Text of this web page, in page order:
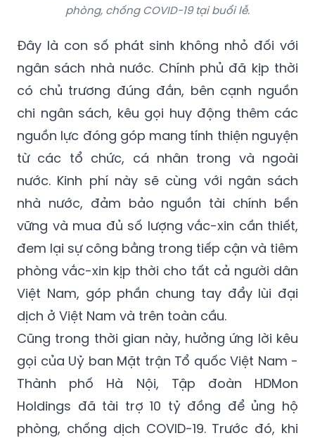
phòng, chống COVID-19 tại buổi lễ.
Đây là con số phát sinh không nhỏ đối với
ngân sách nhà nước. Chính phủ đã kịp thời
có chủ trương đúng đắn, bên cạnh nguồn
chi ngân sách, kêu gọi huy động thêm các
nguồn lực đóng góp mang tính thiện nguyện
từ các tổ chức, cá nhân trong và ngoài
nước. Kinh phí này sẽ cùng với ngân sách
nhà nước, đảm bảo nguồn tài chính bền
vững và mua đủ số lượng vắc-xin cần thiết,
đem lại sự công bằng trong tiếp cận và tiêm
phòng vắc-xin kịp thời cho tất cả người dân
Việt Nam, góp phần chung tay đẩy lùi đại
dịch ở Việt Nam và trên toàn cầu.
Cũng trong thời gian này, hưởng ứng lời kêu
gọi của Uỷ ban Mặt trận Tổ quốc Việt Nam -
Thành phố Hà Nội, Tập đoàn HDMon
Holdings đã tài trợ 10 tỷ đồng để ủng hộ
phòng, chống dịch COVID-19. Trước đó, khi